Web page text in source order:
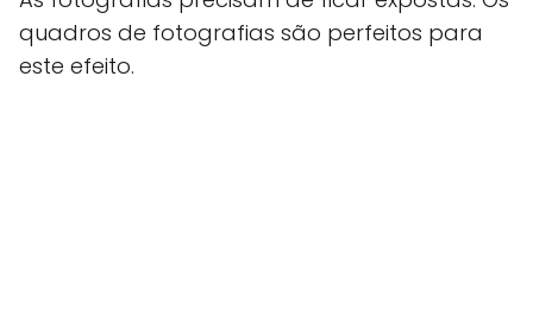
quadros de fotografias são perfeitos para
este efeito.